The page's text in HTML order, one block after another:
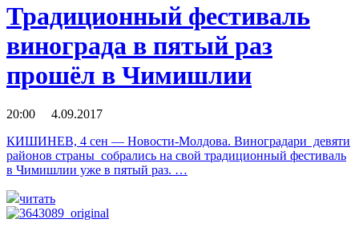
Традиционный фестиваль
винограда в пятый раз
прошёл в Чимишлии
20:00 4.09.2017
КИШИНЕВ, 4 сен — Новости-Молдова. Виноградари девяти
районов страны собрались на свой традиционный фестиваль
в Чимишлии уже в пятый раз. …
читать